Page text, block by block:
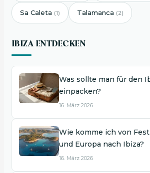
Sa Caleta (1) Talamanca (2)
IBIZA ENTDECKEN
Was sollte man für den
einpacken?
16. März 2026
Wie komme ich von
und Europa nach Ibiza?
16. März 2026